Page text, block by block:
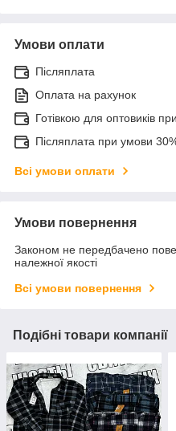
Умови оплати
Післяплата
Оплата на рахунок
Готівкою для оптовиків
Післяплата при умови
Всі умови оплати
Умови повернення
Законом не передбачено
належної якості
Всі умови повернення
Подібні товари компанії